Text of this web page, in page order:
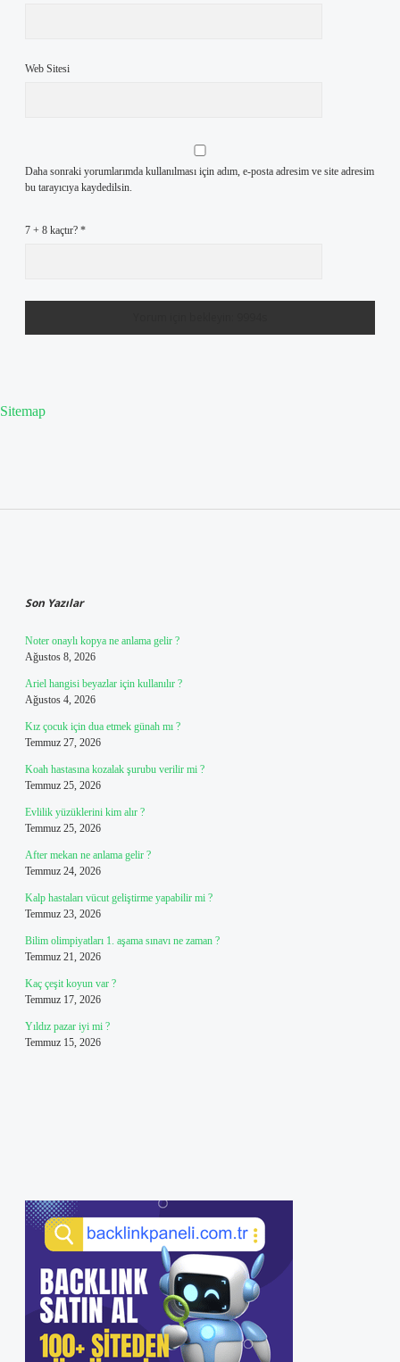
Web Sitesi
Daha sonraki yorumlarımda kullanılması için adım, e-posta adresim ve site adresim
bu tarayıcıya kaydedilsin.
7 + 8 kaçtır? *
Sitemap
Son Yazılar
Noter onaylı kopya ne anlama gelir ?
Ağustos 8, 2026
Ariel hangisi beyazlar için kullanılır ?
Ağustos 4, 2026
Kız çocuk için dua etmek günah mı ?
Temmuz 27, 2026
Koah hastasına kozalak şurubu verilir mi ?
Temmuz 25, 2026
Evlilik yüzüklerini kim alır ?
Temmuz 25, 2026
After mekan ne anlama gelir ?
Temmuz 24, 2026
Kalp hastaları vücut geliştirme yapabilir mi ?
Temmuz 23, 2026
Bilim olimpiyatları 1. aşama sınavı ne zaman ?
Temmuz 21, 2026
Kaç çeşit koyun var ?
Temmuz 17, 2026
Yıldız pazar iyi mi ?
Temmuz 15, 2026